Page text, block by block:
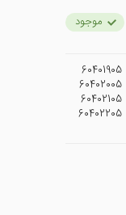
موجود
60401905
60402005
60402105
60402205